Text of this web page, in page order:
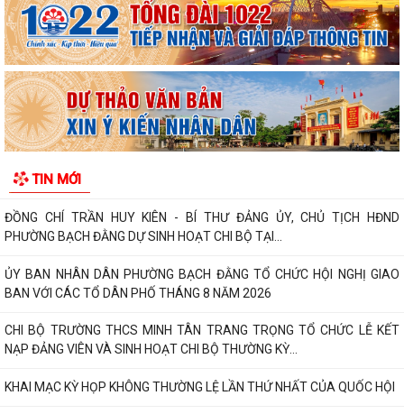
TIN MỚI
phường quy định nội dung chi, mức...
TIẾP TỤC THỰC HIỆN NGHIÊM CHỈ THỊ SỐ 17/CT-UBND CỦA UBND
THÀNH PHỐ HẢI PHÒNG VỀ TĂNG CƯỜNG CÔNG TÁC...
ĐẢNG ỦY PHƯỜNG BẠCH ĐẰNG HỌP TỔ CÔNG TÁC THỰC HIỆN SỐ
HÓA, TẠO LẬP DỮ LIỆU ĐẢNG VIÊN
ĐẢNG VIÊN VÀ SINH HOẠT CHI BỘ THƯỜNG KỲ...
ĐỒNG CHÍ TRẦN HUY KIÊN - BÍ THƯ ĐẢNG ỦY, CHỦ TỊCH HĐND
PHƯỜNG BẠCH ĐẰNG DỰ SINH HOẠT CHI BỘ TẠI...
ỦY BAN NHÂN DÂN PHƯỜNG BẠCH ĐẰNG TỔ CHỨC HỘI NGHỊ GIAO
BAN VỚI CÁC TỔ DÂN PHỐ THÁNG 8 NĂM 2026
CHI BỘ TRƯỜNG THCS MINH TÂN TRANG TRỌNG TỔ CHỨC LỄ KẾT
NẠP ĐẢNG VIÊN VÀ SINH HOẠT CHI BỘ THƯỜNG KỲ...
KHAI MẠC KỲ HỌP KHÔNG THƯỜNG LỆ LẦN THỨ NHẤT CỦA QUỐC HỘI